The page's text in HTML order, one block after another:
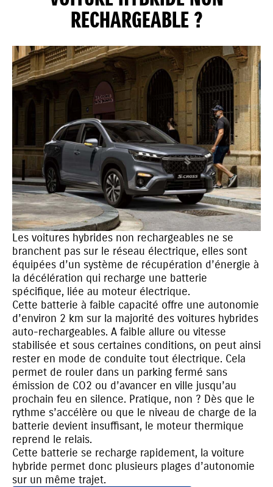
RECHARGEABLE ?
Les voitures hybrides non rechargeables ne se
branchent pas sur le réseau électrique, elles sont
équipées d’un système de récupération d’énergie à
la décélération qui recharge une batterie
spécifique, liée au moteur électrique.
Cette batterie à faible capacité offre une autonomie
d’environ 2 km sur la majorité des voitures hybrides
auto-rechargeables. A faible allure ou vitesse
stabilisée et sous certaines conditions, on peut ainsi
rester en mode de conduite tout électrique. Cela
permet de rouler dans un parking fermé sans
émission de CO2 ou d’avancer en ville jusqu’au
prochain feu en silence. Pratique, non ? Dès que le
rythme s’accélère ou que le niveau de charge de la
batterie devient insuffisant, le moteur thermique
reprend le relais.
Cette batterie se recharge rapidement, la voiture
hybride permet donc plusieurs plages d’autonomie
sur un même trajet.